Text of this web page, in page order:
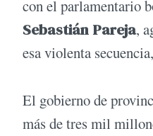
con el parlamentario
Sebastián Pareja,
esa violenta
El gobierno de
más de tres mil